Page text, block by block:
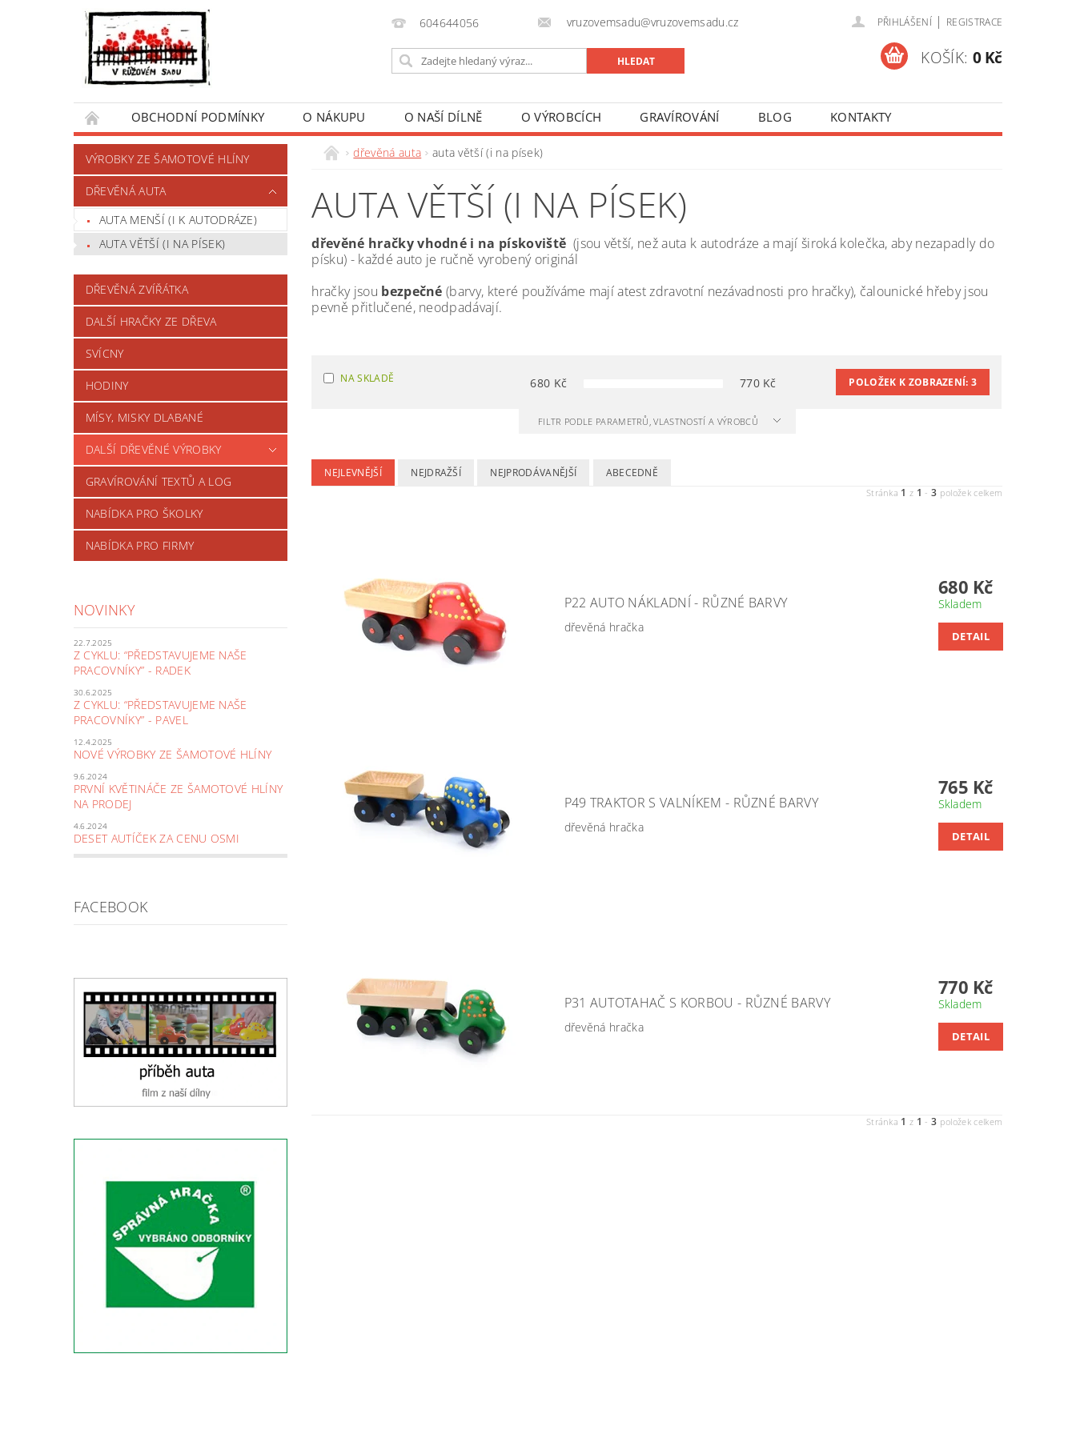
604644056 vruzovemsadu@vruzovemsadu.cz PŘIHLÁŠENÍ | REGISTRACE
KOŠÍK: 0 Kč
OBCHODNÍ PODMÍNKY O NÁKUPU O NAŠÍ DÍLNĚ O VÝROBCÍCH GRAVÍROVÁNÍ BLOG KONTAKTY
VÝROBKY ZE ŠAMOTOVÉ HLÍNY
DŘEVĚNÁ AUTA
AUTA MENŠÍ (I K AUTODRÁZE)
AUTA VĚTŠÍ (I NA PÍSEK)
DŘEVĚNÁ ZVÍŘÁTKA
DALŠÍ HRAČKY ZE DŘEVA
SVÍCNY
HODINY
MÍSY, MISKY DLABANÉ
DALŠÍ DŘEVĚNÉ VÝROBKY
GRAVÍROVÁNÍ TEXTŮ A LOG
NABÍDKA PRO ŠKOLKY
NABÍDKA PRO FIRMY
NOVINKY
22.7.2025
Z CYKLU: “PŘEDSTAVUJEME NAŠE
PRACOVNÍKY” - RADEK
30.6.2025
Z CYKLU: “PŘEDSTAVUJEME NAŠE
PRACOVNÍKY” - PAVEL
12.4.2025
NOVÉ VÝROBKY ZE ŠAMOTOVÉ HLÍNY
9.6.2024
PRVNÍ KVĚTINÁČE ZE ŠAMOTOVÉ HLÍNY
NA PRODEJ
4.6.2024
DESET AUTÍČEK ZA CENU OSMI
FACEBOOK
dřevěná auta auta větší (i na písek)
AUTA VĚTŠÍ (I NA PÍSEK)
dřevěné hračky vhodné i na pískoviště (jsou větší, než auta k autodráze a mají široká kolečka, aby nezapadly do
písku) - každé auto je ručně vyrobený originál
hračky jsou bezpečné (barvy, které používáme mají atest zdravotní nezávadnosti pro hračky), čalounické hřeby jsou
pevně přitlučené, neodpadávají.
NA SKLADĚ 680 Kč 770Kč POLOŽEK K ZOBRAZENÍ:3
FILTR PODLE PARAMETRŮ, VLASTNOSTÍ A VÝROBCŮ
NEJLEVNĚJŠÍ NEJDRAŽŠÍ NEJPRODÁVANĚJŠÍ ABECEDNĚ
Stránka 1 z 1 -3 položek celkem
P22 AUTO NÁKLADNÍ - RŮZNÉ BARVY
dřevěná hračka
680 Kč
Skladem
DETAIL
P49 TRAKTOR S VALNÍKEM - RŮZNÉ BARVY
dřevěná hračka
765 Kč
Skladem
DETAIL
P31 AUTOTAHAČ S KORBOU - RŮZNÉ BARVY
dřevěná hračka
770 Kč
Skladem
DETAIL
Stránka 1 z 1 -3 položek celkem